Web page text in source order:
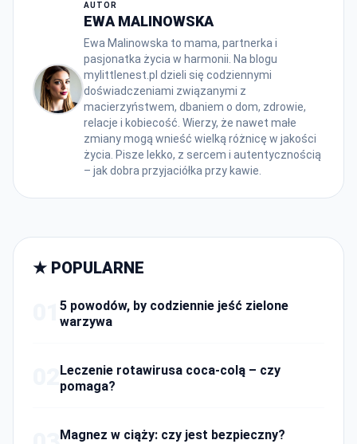
AUTOR
EWA MALINOWSKA
Ewa Malinowska to mama, partnerka i
pasjonatka życia w harmonii. Na blogu
mylittlenest.pl dzieli się codziennymi
doświadczeniami związanymi z
macierzyństwem, dbaniem o dom, zdrowie,
relacje i kobiecość. Wierzy, że nawet małe
zmiany mogą wnieść wielką różnicę w jakości
życia. Pisze lekko, z sercem i autentycznością
– jak dobra przyjaciółka przy kawie.
★ POPULARNE
5 powodów, by codziennie jeść zielone
warzywa
Leczenie rotawirusa coca-colą – czy
pomaga?
Magnez w ciąży: czy jest bezpieczny?